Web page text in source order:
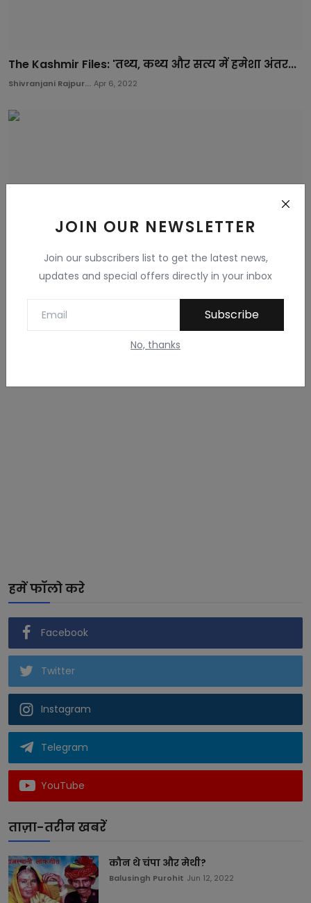
JOIN OUR NEWSLETTER
Join our subscribers list to get the latest news,
updates and special offers directly in your inbox
Subscribe
No, thanks
The Kashmir Files: 'तथ्य, कथ्य और सत्य में हमेशा अंतर...
Shivranjani Rajpur... Apr 6, 2022
प्रधानमंत्री की सुरक्षा चूक मामले में निष्पक्ष जांच जरूरी
हमें फॉलो करे
Facebook
Twitter
Instagram
Telegram
YouTube
ताज़ा-तरीन खबरें
कौन थे चंपा और मेथी?
Balusingh Purohit Jun 12, 2022